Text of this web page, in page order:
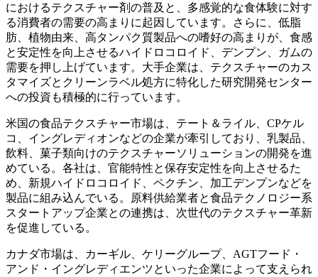
におけるテクスチャー剤の普及と、多感覚的な食体験に対す
る消費者の需要の高まりに起因しています。さらに、低脂
肪、植物由来、高タンパク質製品への嗜好の高まりが、食感
と安定性を向上させるハイドロコロイド、デンプン、ガムの
需要を押し上げています。大手企業は、テクスチャーのカス
タマイズとクリーンラベル処方に特化した研究開発センター
への投資も積極的に行っています。
米国の食品テクスチャー市場は、テート＆ライル、CPケル
コ、イングレディオンなどの企業が牽引しており、乳製品、
飲料、菓子類向けのテクスチャーソリューションの開発を進
めている。各社は、官能特性と保存安定性を向上させるた
め、新規ハイドロコロイド、ペクチン、加工デンプンなどを
製品に組み込んでいる。原料供給業者と食品テクノロジー系
スタートアップ企業との連携は、次世代のテクスチャー革新
を促進している。
カナダ市場は、カーギル、ケリーグループ、AGTフード・
アンド・イングレディエンツといった企業によって支えられ